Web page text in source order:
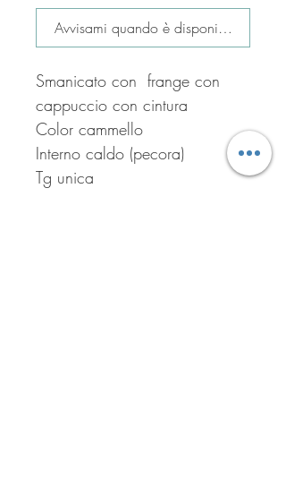
Avvisami quando è disponibile
Smanicato con  frange con
cappuccio con cintura
Color cammello
Interno caldo (pecora)
Tg unica